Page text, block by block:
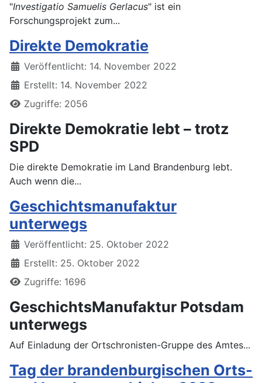
"Investigatio Samuelis Gerlacus" ist ein
Forschungsprojekt zum...
Direkte Demokratie
Details
Veröffentlicht: 14. November 2022
Erstellt: 14. November 2022
Zugriffe: 2056
Direkte Demokratie lebt – trotz
SPD
Die direkte Demokratie im Land Brandenburg lebt.
Auch wenn die...
Geschichtsmanufaktur
unterwegs
Details
Veröffentlicht: 25. Oktober 2022
Erstellt: 25. Oktober 2022
Zugriffe: 1696
GeschichtsManufaktur Potsdam
unterwegs
Auf Einladung der Ortschronisten-Gruppe des Amtes...
Tag der brandenburgischen Orts-